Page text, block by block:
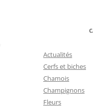
Actualités
Cerfs et biches
Chamois
Champignons
Fleurs